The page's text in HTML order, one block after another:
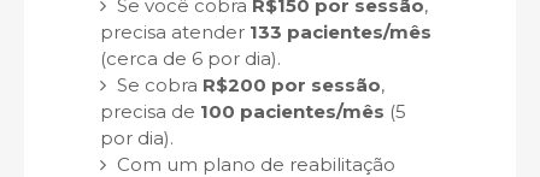
Se você cobra R$150 por sessão,
precisa atender 133 pacientes/mês
(cerca de 6 por dia).
Se cobra R$200 por sessão,
precisa de 100 pacientes/mês (5
por dia).
Com um plano de reabilitação